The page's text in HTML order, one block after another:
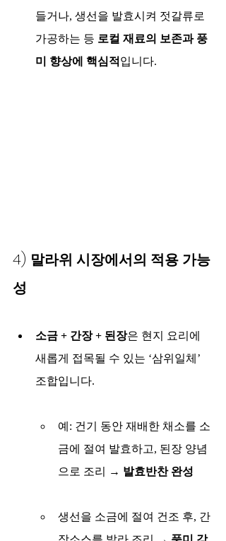
들거나, 생선을 발효시켜 젓갈류로
가공하는 등 로컬 재료의 보존과 풍
미 향상에 핵심적 입니다.
4) 말라위 시장에서의 적용 가능
성
소금 + 간장 + 된장은 현지 요리에
새롭게 접목될 수 있는 ‘삼위일체’
조합입니다.
예: 건기 동안 재배한 채소를 소
금에 절여 발효하고, 된장 양념
으로 조리 → 발효반찬 완성
생선을 소금에 절여 건조 후, 간